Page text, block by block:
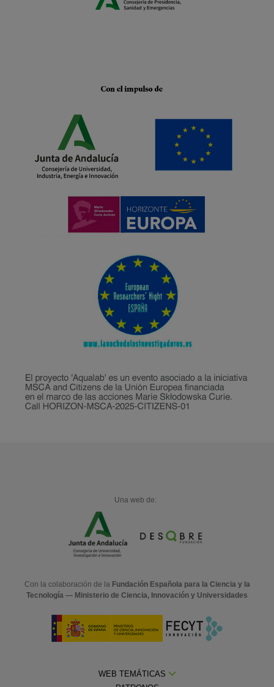
Una web de:
Con la colaboración de la Fundación Española para la Ciencia y la
Tecnología — Ministerio de Ciencia, Innovación y Universidades
WEB TEMÁTICAS